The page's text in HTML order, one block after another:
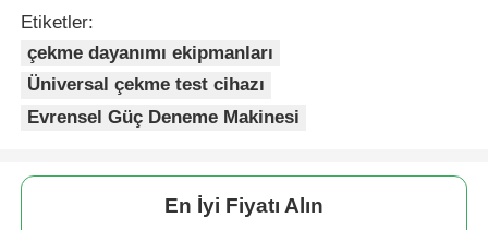
Etiketler:
çekme dayanımı ekipmanları
Üniversal çekme test cihazı
Evrensel Güç Deneme Makinesi
En İyi Fiyatı Alın